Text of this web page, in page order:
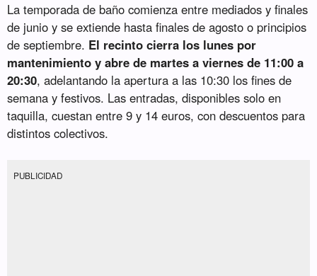
La temporada de baño comienza entre mediados y finales
de junio y se extiende hasta finales de agosto o principios
de septiembre. El recinto cierra los lunes por
mantenimiento y abre de martes a viernes de 11:00 a
20:30, adelantando la apertura a las 10:30 los fines de
semana y festivos. Las entradas, disponibles solo en
taquilla, cuestan entre 9 y 14 euros, con descuentos para
distintos colectivos.
PUBLICIDAD